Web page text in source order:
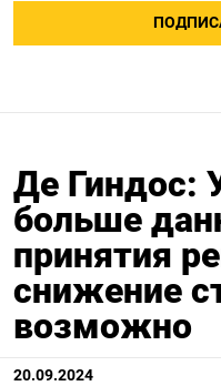
Де Гиндос:
больше
принятия
снижение
возможно
20.09.2024